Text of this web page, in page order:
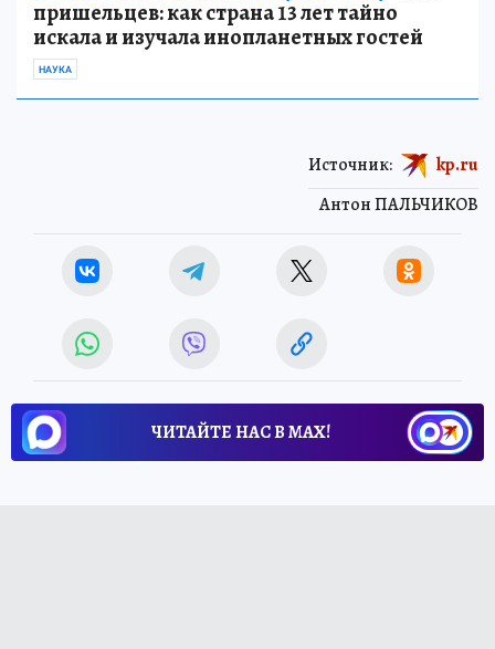
пришельцев: как страна 13 лет тайно
искала и изучала инопланетных гостей
НАУКА
Антон ПАЛЬЧИКОВ
Источник: kp.ru
ЧИТАЙТЕ НАС В МАХ!